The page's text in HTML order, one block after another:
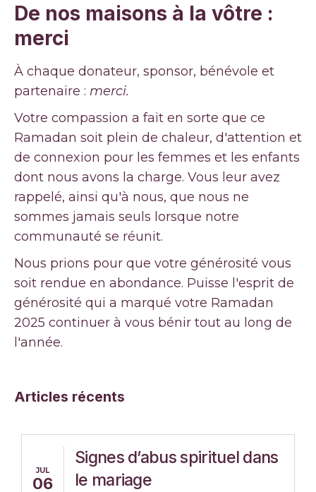
De nos maisons à la vôtre :
merci
À chaque donateur, sponsor, bénévole et
partenaire : merci.
Votre compassion a fait en sorte que ce
Ramadan soit plein de chaleur, d'attention et
de connexion pour les femmes et les enfants
dont nous avons la charge. Vous leur avez
rappelé, ainsi qu'à nous, que nous ne
sommes jamais seuls lorsque notre
communauté se réunit.
Nous prions pour que votre générosité vous
soit rendue en abondance. Puisse l'esprit de
générosité qui a marqué votre Ramadan
2025 continuer à vous bénir tout au long de
l'année.
Articles récents
JUL
06
Signes d’abus spirituel dans
le mariage